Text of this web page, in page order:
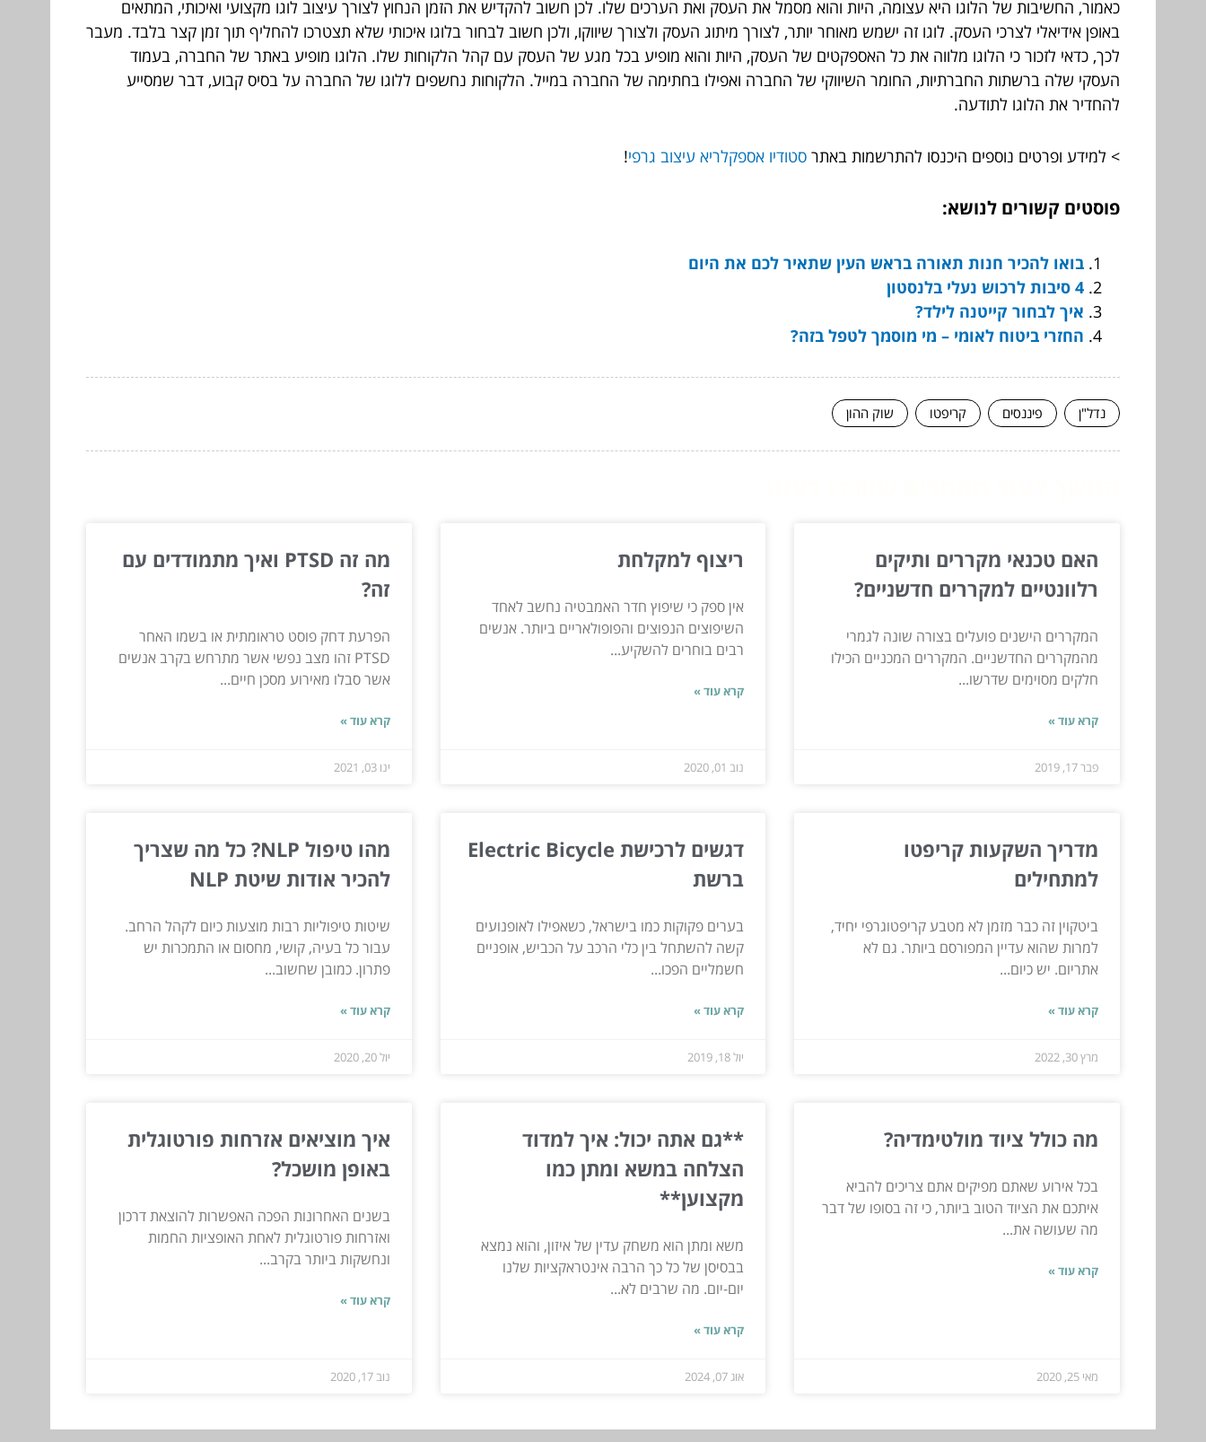
כאמור, החשיבות של הלוגו היא עצומה, היות והוא מסמל את העסק ואת הערכים שלו. לכן חשוב להקדיש את הזמן הנחוץ לצורך עיצוב לוגו מקצועי ואיכותי, המתאים
באופן אידיאלי לצרכי העסק. לוגו זה ישמש מאוחר יותר, לצורך מיתוג העסק ולצורך שיווקו, ולכן חשוב לבחור בלוגו איכותי שלא תצטרכו להחליף תוך זמן קצר בלבד. מעבר
לכך, כדאי לזכור כי הלוגו מלווה את כל האספקטים של העסק, היות והוא מופיע בכל מגע של העסק עם קהל הלקוחות שלו. הלוגו מופיע באתר של החברה, בעמוד
העסקי שלה ברשתות החברתיות, החומר השיווקי של החברה ואפילו בחתימה של החברה במייל. הלקוחות נחשפים ללוגו של החברה על בסיס קבוע, דבר שמסייע
להחדיר את הלוגו לתודעה.
> למידע ופרטים נוספים היכנסו להתרשמות באתר סטודיו אספקלריא עיצוב גרפי!
פוסטים קשורים לנושא:
בואו להכיר חנות תאורה בראש העין שתאיר לכם את היום
4 סיבות לרכוש נעלי בלנסטון
איך לבחור קייטנה לילד?
החזרי ביטוח לאומי – מי מוסמך לטפל בזה?
נדל"ן פיננסים קריפטו שוק ההון
האם טכנאי מקררים ותיקים
רלוונטיים למקררים חדשניים?
המקררים הישנים פועלים בצורה שונה לגמרי
מהמקררים החדשניים. המקררים המכניים הכילו
חלקים מסוימים שדרשו...
קרא עוד »
פבר 17, 2019
ריצוף למקלחת
אין ספק כי שיפוץ חדר האמבטיה נחשב לאחד
השיפוצים הנפוצים והפופולאריים ביותר. אנשים
רבים בוחרים להשקיע...
קרא עוד »
נוב 01, 2020
מה זה PTSD ואיך מתמודדים עם
זה?
הפרעת דחק פוסט טראומתית או בשמו האחר
PTSD זהו מצב נפשי אשר מתרחש בקרב אנשים
אשר סבלו מאירוע מסכן חיים...
קרא עוד »
ינו 03, 2021
מדריך השקעות קריפטו
למתחילים
ביטקוין זה כבר מזמן לא מטבע קריפטוגרפי יחיד,
למרות שהוא עדיין המפורסם ביותר. גם לא
אתריום. יש כיום...
קרא עוד »
מרץ 30, 2022
דגשים לרכישת Electric Bicycle
ברשת
בערים פקוקות כמו בישראל, כשאפילו לאופנועים
קשה להשתחל בין כלי הרכב על הכביש, אופניים
חשמליים הפכו...
קרא עוד »
יול 18, 2019
מהו טיפול NLP? כל מה שצריך
להכיר אודות שיטת NLP
שיטות טיפוליות רבות מוצעות כיום לקהל הרחב.
עבור כל בעיה, קושי, מחסום או התמכרות יש
פתרון. כמובן שחשוב...
קרא עוד »
יול 20, 2020
מה כולל ציוד מולטימדיה?
בכל אירוע שאתם מפיקים אתם צריכים להביא
איתכם את הציוד הטוב ביותר, כי זה בסופו של דבר
מה שעושה את...
קרא עוד »
מאי 25, 2020
**גם אתה יכול: איך למדוד
הצלחה במשא ומתן כמו
מקצוען**
משא ומתן הוא משחק עדין של איזון, והוא נמצא
בבסיסן של כל כך הרבה אינטראקציות שלנו
יום-יום. מה שרבים לא...
קרא עוד »
אוג 07, 2024
איך מוציאים אזרחות פורטוגלית
באופן מושכל?
בשנים האחרונות הפכה האפשרות להוצאת דרכון
ואזרחות פורטוגלית לאחת האופציות החמות
ונחשקות ביותר בקרב...
קרא עוד »
נוב 17, 2020